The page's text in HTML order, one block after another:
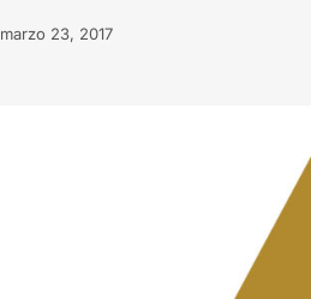
marzo 23, 2017